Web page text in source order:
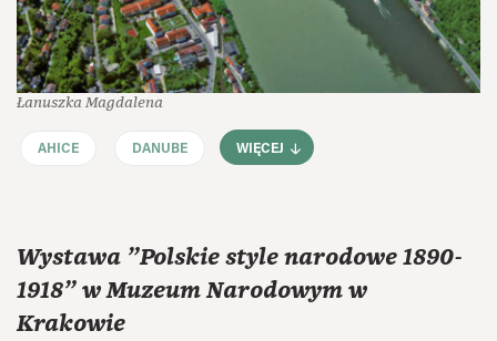
Łanuszka Magdalena
AHICE DANUBE WIĘCEJ
Wystawa "Polskie style narodowe 1890-
1918" w Muzeum Narodowym w
Krakowie